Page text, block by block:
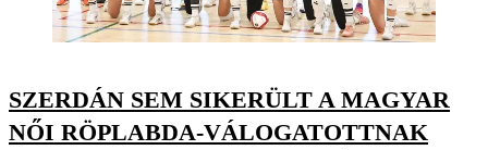
SZERDÁN SEM SIKERÜLT A MAGYAR
NŐI RÖPLABDA-VÁLOGATOTTNAK